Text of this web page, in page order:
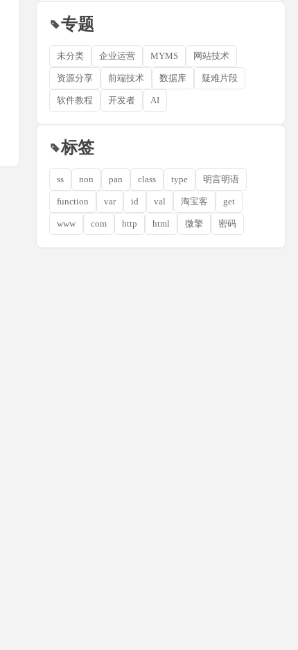
专题
未分类 企业运营 MYMS 网站技术
资源分享 前端技术 数据库 疑难片段
软件教程 开发者 AI
标签
ss non pan class type 明言明语
function var id val 淘宝客 get
www com http html 微擎 密码